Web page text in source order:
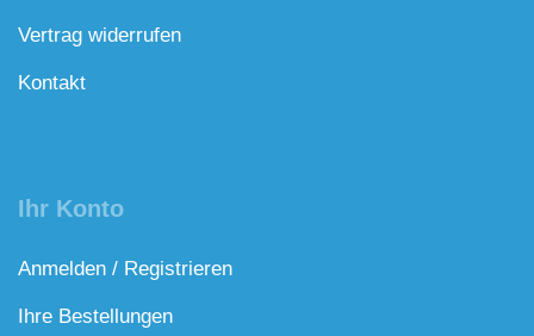
Vertrag widerrufen
Kontakt
Ihr Konto
Anmelden / Registrieren
Ihre Bestellungen